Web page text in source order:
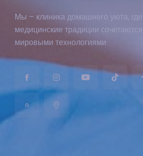
Мы – клиника домашнего уюта,
медицинские традиции
мировыми технологиями